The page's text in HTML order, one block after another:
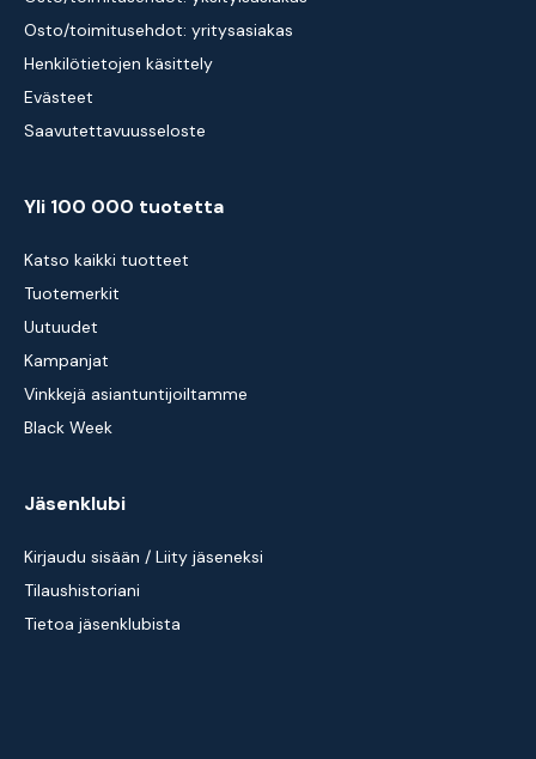
Osto/toimitusehdot: yritysasiakas
Henkilötietojen käsittely
Evästeet
Saavutettavuusseloste
Yli 100 000 tuotetta
Katso kaikki tuotteet
Tuotemerkit
Uutuudet
Kampanjat
Vinkkejä asiantuntijoiltamme
Black Week
Jäsenklubi
Kirjaudu sisään / Liity jäseneksi
Tilaushistoriani
Tietoa jäsenklubista